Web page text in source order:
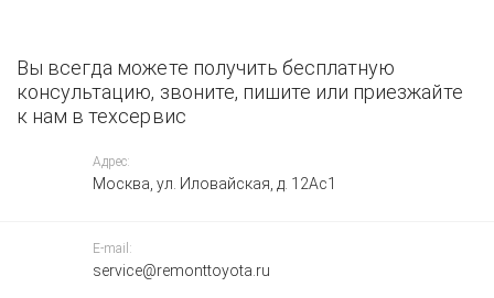
Вы всегда можете получить бесплатную
консультацию, звоните, пишите или приезжайте
к нам в техсервис
Адрес:
Москва, ул. Иловайская, д. 12Ас1
E-mail:
service@remonttoyota.ru